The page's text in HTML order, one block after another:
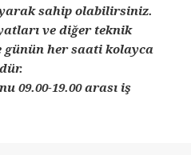
sahip olabilirsiniz.
ve diğer teknik
her saati kolayca
09.00-19.00 arası iş